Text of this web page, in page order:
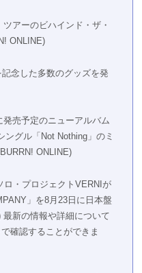
アーのビハインド・ザ・
ONLINE)
念した多数のグッズを発
発売予定のニューアルバム
ングル「Not Nothing」のミ
BURRN! ONLINE)
ロ・プロジェクトVERNIが
」を8月23日に日本盤
​最新の情報や詳細について
確認することができま